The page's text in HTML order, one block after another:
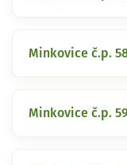
Minkovice č.p.
Minkovice č.p. 59